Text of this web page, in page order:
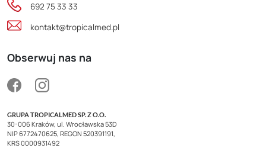
692 75 33 33
kontakt@tropicalmed.pl
Obserwuj nas na
GRUPA TROPICALMED SP. Z O.O.
30-006 Kraków, ul. Wrocławska 53D
NIP 6772470625, REGON 520391191,
KRS 0000931492